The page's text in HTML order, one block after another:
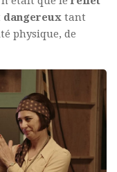
dangereux tant
physique, de